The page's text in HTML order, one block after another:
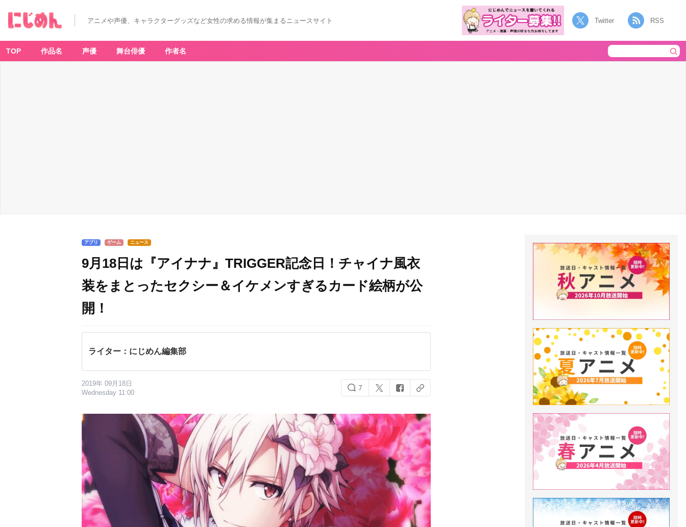
アニメや声優、キャラクターグッズなど女性の求める情報が集まるニュースサイト Twitter RSS
TOP 作品名 声優 舞台俳優 作者名
アプリ ゲーム ニュース
9月18日は『アイナナ』TRIGGER記念日！チャイナ風衣
装をまとったセクシー＆イケメンすぎるカード絵柄が公
開！
ライター：にじめん編集部
2019年 09月18日
Wednesday 11:00
7